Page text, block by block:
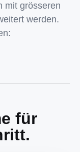
mit grösseren
werden.
für